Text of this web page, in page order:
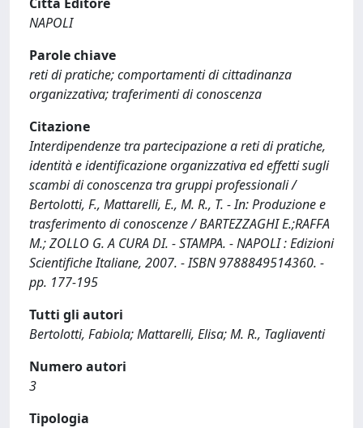
NAPOLI
Parole chiave
reti di pratiche; comportamenti di cittadinanza
organizzativa; traferimenti di conoscenza
Citazione
Interdipendenze tra partecipazione a reti di pratiche,
identità e identificazione organizzativa ed effetti sugli
scambi di conoscenza tra gruppi professionali /
Bertolotti, F., Mattarelli, E., M. R., T. - In: Produzione e
trasferimento di conoscenze / BARTEZZAGHI E.;RAFFA
M.; ZOLLO G. A CURA DI. - STAMPA. - NAPOLI : Edizioni
Scientifiche Italiane, 2007. - ISBN 9788849514360. -
pp. 177-195
Tutti gli autori
Bertolotti, Fabiola; Mattarelli, Elisa; M. R., Tagliaventi
Numero autori
3
Tipologia